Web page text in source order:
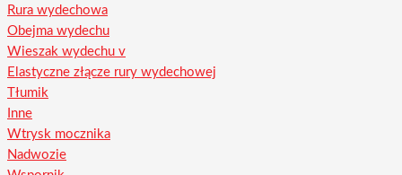
Rura wydechowa
Obejma wydechu
Wieszak wydechu v
Elastyczne złącze rury wydechowej
Tłumik
Inne
Wtrysk mocznika
Nadwozie